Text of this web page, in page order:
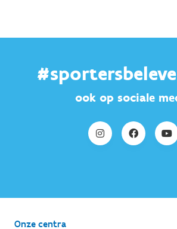
ook op sociale
Onze centra